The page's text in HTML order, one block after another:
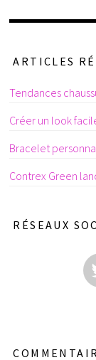
ARTICLES
Tendances
Créer un look
Bracelet
Contrex Green
RÉSEAUX